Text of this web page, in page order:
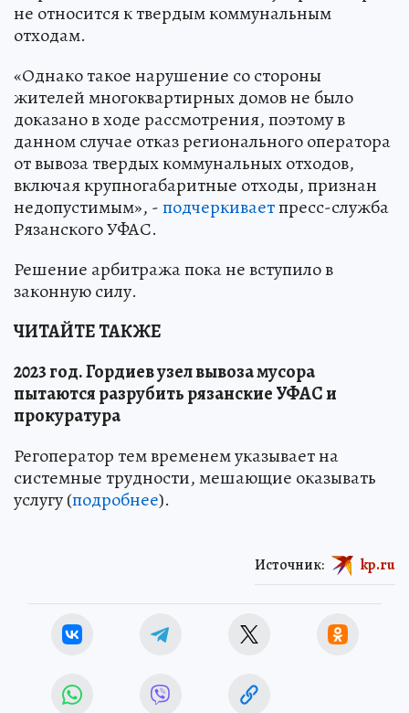
не относится к твердым коммунальным
отходам.
«Однако такое нарушение со стороны
жителей многоквартирных домов не было
доказано в ходе рассмотрения, поэтому в
данном случае отказ регионального оператора
от вывоза твердых коммунальных отходов,
включая крупногабаритные отходы, признан
недопустимым», -подчеркиваетпресс-служба
Рязанского УФАС.
Решение арбитража пока не вступило в
законную силу.
ЧИТАЙТЕ ТАКЖЕ
2023 год. Гордиев узел вывоза мусора
пытаются разрубить рязанские УФАС и
прокуратура
Регоператор тем временем указывает на
системные трудности, мешающие оказывать
услугу (подробнее).
Источник: kp.ru